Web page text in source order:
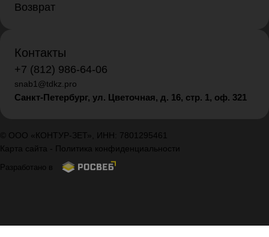
Возврат
Контакты
+7 (812) 986-64-06
snab1@tdkz.pro
Санкт-Петербург, ул. Цветочная, д. 16, стр. 1, оф. 321
© ООО «КОНТУР-ЗЕТ», ИНН: 7801295461
Карта сайта - Политика конфиденциальности
Разработано в